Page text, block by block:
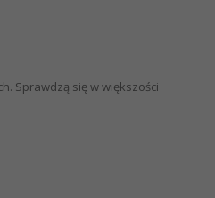
Sprawdzą się w większości